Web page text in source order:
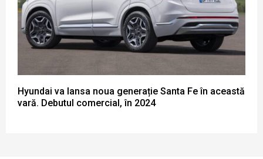
Hyundai va lansa noua generație Santa Fe în această
vară. Debutul comercial, în 2024